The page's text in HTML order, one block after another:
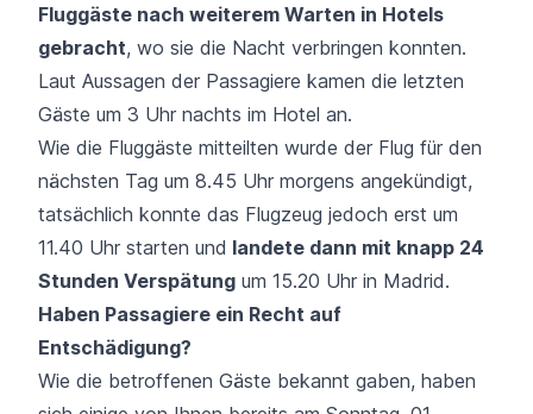
Fluggäste nach weiterem Warten in Hotels
gebracht, wo sie die Nacht verbringen konnten.
Laut Aussagen der Passagiere kamen die letzten
Gäste um 3 Uhr nachts im Hotel an.
Wie die Fluggäste mitteilten wurde der Flug für den
nächsten Tag um 8.45 Uhr morgens angekündigt,
tatsächlich konnte das Flugzeug jedoch erst um
11.40 Uhr starten und landete dann mit knapp 24
Stunden Verspätung um 15.20 Uhr in Madrid.
Haben Passagiere ein Recht auf
Entschädigung?
Wie die betroffenen Gäste bekannt gaben, haben